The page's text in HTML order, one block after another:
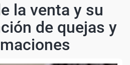
la venta y su
de quejas y